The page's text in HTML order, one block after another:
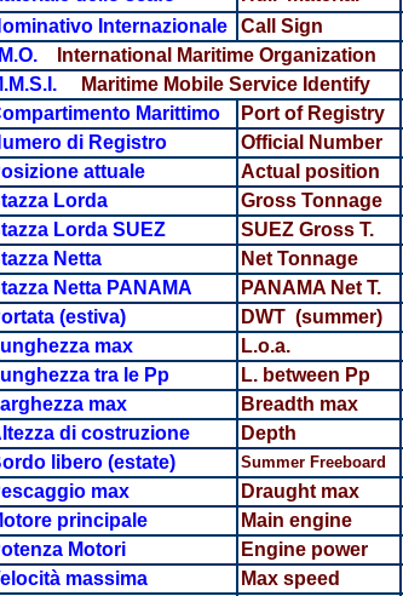
Internazionale
Call Sign
International Maritime Organization
Maritime Mobile Service Identify
Marittimo
Port of Registry
di Registro
Official Number
attuale
Actual position
Lorda
Gross Tonnage
Lorda SUEZ
SUEZ Gross T.
Netta
Net Tonnage
Netta PANAMA
PANAMA Net T.
(estiva) DWT (summer)
max
L.o.a.
tra le Pp
L. between Pp
max
Breadth max
di costruzione
Depth
libero (estate)
Summer Freeboard
max Draught max
principale
Main engine
Motori
Engine power
massima
Max speed